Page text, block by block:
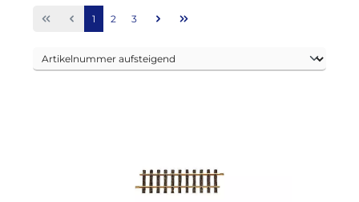
Seite
1 Seite
2 Seite
3